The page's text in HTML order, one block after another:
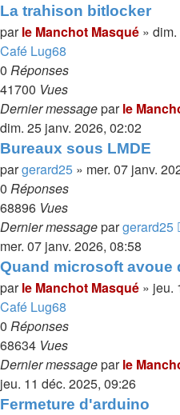
La trahison bitlocker
parle Manchot Masqué »
Café Lug68
0 Réponses
41700 Vues
Dernier messageparle
dim. 25 janv. 2026, 02:02
Bureaux sous LMDE
pargerard25 » mer. 07 janv.
0 Réponses
68896 Vues
Dernier messagepargerard25
mer. 07 janv. 2026, 08:58
Quand microsoft avoue
parle Manchot Masqué » jeu.
Café Lug68
0 Réponses
68634 Vues
Dernier messageparle
jeu. 11 déc. 2025, 09:26
Fermeture d'arduino